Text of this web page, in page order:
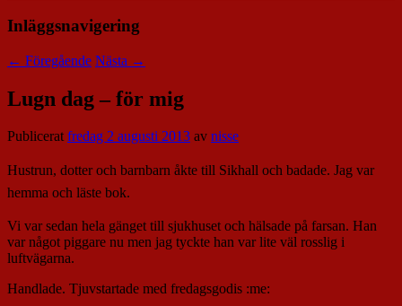
Inläggsnavigering
← Föregående Nästa →
Lugn dag – för mig
Publiceratfredag 2 augusti 2013 av nisse
Hustrun, dotter och barnbarn åkte till Sikhall och badade. Jag var
hemma och läste bok.
Vi var sedan hela gänget till sjukhuset och hälsade på farsan. Han
var något piggare nu men jag tyckte han var lite väl rosslig i
luftvägarna.
Handlade. Tjuvstartade med fredagsgodis :me: